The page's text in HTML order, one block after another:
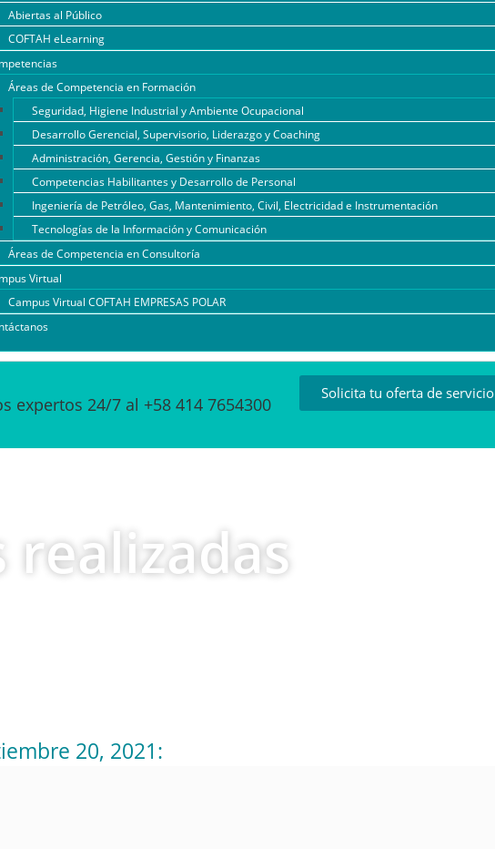
Abiertas al Público
COFTAH eLearning
Áreas de Competencia en Formación
Seguridad, Higiene Industrial y Ambiente Ocupacional
Desarrollo Gerencial, Supervisorio, Liderazgo y Coaching
Administración, Gerencia, Gestión y Finanzas
Competencias Habilitantes y Desarrollo de Personal
Ingeniería de Petróleo, Gas, Mantenimiento, Civil, Electricidad e Instrumentación
Tecnologías de la Información y Comunicación
Áreas de Competencia en Consultoría
Virtual
Campus Virtual COFTAH EMPRESAS POLAR
expertos 24/7 al +58 414 7654300
Solicita tu oferta de servicio
realizadas
20, 2021: